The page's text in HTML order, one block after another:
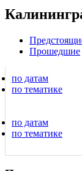
Прошедшие
по датам
по тематике
по датам
по тематике